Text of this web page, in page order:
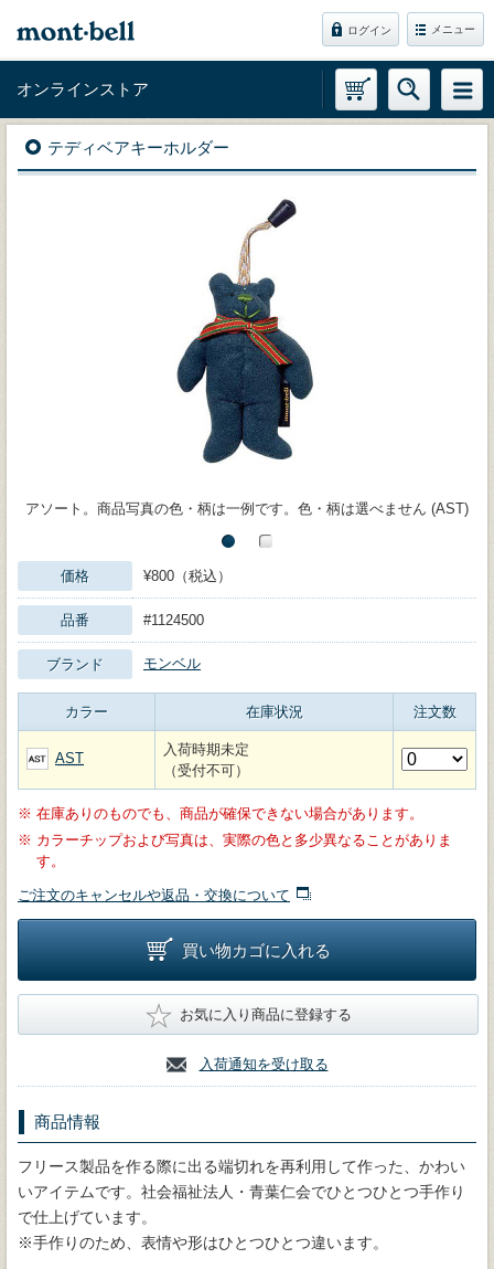
ログイン メニュー
オンラインストア
テディベアキーホルダー
アソート。商品写真の色・柄は一例です。色・柄は選べません (AST)
価格 ¥800（税込）
品番 #1124500
ブランド モンベル
カラー 在庫状況 注文数
AST
入荷時期未定
（受付不可）
※ 在庫ありのものでも、商品が確保できない場合があります。
※ カラーチップおよび写真は、実際の色と多少異なることがありま
す。
ご注文のキャンセルや返品・交換について
買い物カゴに入れる
★ お気に入り商品に登録する
入荷通知を受け取る
商品情報
フリース製品を作る際に出る端切れを再利用して作った、かわい
いアイテムです。社会福祉法人・青葉仁会でひとつひとつ手作り
で仕上げています。
※手作りのため、表情や形はひとつひとつ違います。